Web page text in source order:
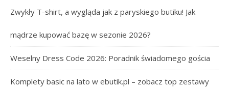
Zwykły T-shirt, a wygląda jak z paryskiego butiku! Jak
mądrze kupować bazę w sezonie 2026?
Weselny Dress Code 2026: Poradnik świadomego gościa
Komplety basic na lato w ebutik.pl – zobacz top zestawy